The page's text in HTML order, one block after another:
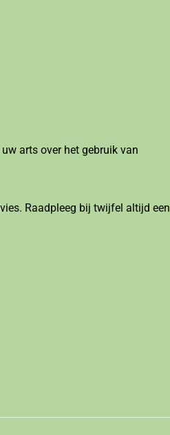
arts over het gebruik van
Raadpleeg bij twijfel altijd een